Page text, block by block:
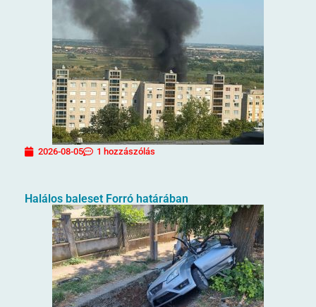
2026-08-05 1 hozzászólás
Halálos baleset Forró határában